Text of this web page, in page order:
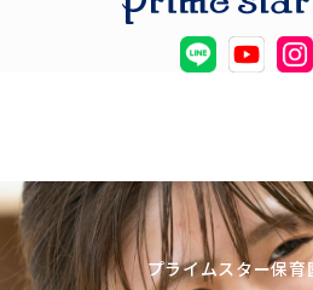
プライムスター保育